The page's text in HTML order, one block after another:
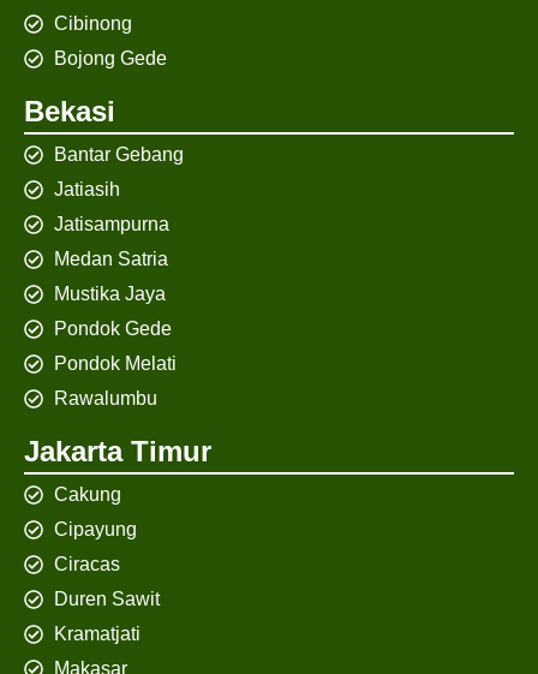
Cibinong
Bojong Gede
Bekasi
Bantar Gebang
Jatiasih
Jatisampurna
Medan Satria
Mustika Jaya
Pondok Gede
Pondok Melati
Rawalumbu
Jakarta Timur
Cakung
Cipayung
Ciracas
Duren Sawit
Kramatjati
Makasar